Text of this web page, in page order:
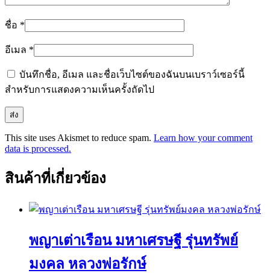
ชื่อ *
อีเมล *
บันทึกชื่อ, อีเมล และชื่อเว็บไซต์ของฉันบนเบราว์เซอร์นี้
สำหรับการแสดงความเห็นครั้งถัดไป
This site uses Akismet to reduce spam. Learn how your comment
data is processed.
สินค้าที่เกี่ยวข้อง
พญาเต่าเรือน มหาเศรษฐี รุ่นทรัพย์
มงคล หลวงพ่อรักษ์